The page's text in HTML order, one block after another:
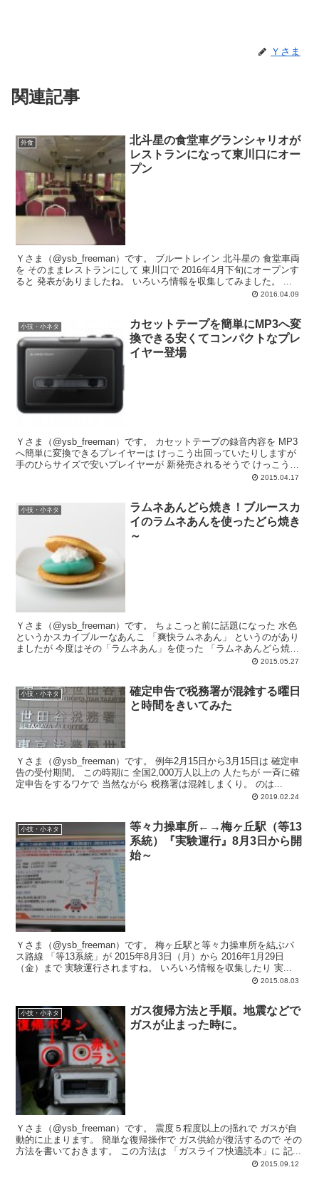
Ｙさま
関連記事
外食
北斗星の食堂車グランシャリオが
レストランになって東川口にオー
プン
Ｙさま（@ysb_freeman）です。 ブルートレイン 北斗星の 食堂車両
を そのままレストランにして 東川口で 2016年4月下旬にオープンす
ると 発表がありましたね。 いろいろ情報を収集してみました。 ...
2016.04.09
小技・小ネタ
カセットテープを簡単にMP3へ変
換できる安くてコンパクトなプレ
イヤー登場
Ｙさま（@ysb_freeman）です。 カセットテープの録音内容を MP3
へ簡単に変換できるプレイヤーは けっこう出回っていたりしますが
手のひらサイズで安いプレイヤーが 新発売されるそうで けっこう気
2015.04.17
小技・小ネタ
ラムネあんどら焼き！ブルースカ
イのラムネあんを使ったどら焼き
～
Ｙさま（@ysb_freeman）です。 ちょこっと前に話題になった 水色
というかスカイブルーなあんこ 「爽快ラムネあん」 というのがあり
ましたが 今度はその「ラムネあん」を使った 「ラムネあんどら焼
2015.05.27
小技・小ネタ
確定申告で税務署が混雑する曜日
と時間をきいてみた
Ｙさま（@ysb_freeman）です。 例年2月15日から3月15日は 確定申
告の受付期間。 この時期に 全国2,000万人以上の 人たちが 一斉に確
定申告をするワケで 当然ながら 税務署は混雑しまくり。 のは...
2019.02.24
小技・小ネタ
等々力操車所←→梅ヶ丘駅（等13
系統）『実験運行』8月3日から開
始～
Ｙさま（@ysb_freeman）です。 梅ヶ丘駅と等々力操車所を結ぶバ
ス路線 「等13系統」が 2015年8月3日（月）から 2016年1月29日
（金）まで 実験運行されますね。 いろいろ情報を収集したり 実...
2015.08.03
小技・小ネタ
ガス復帰方法と手順。地震などで
ガスが止まった時に。
Ｙさま（@ysb_freeman）です。 震度５程度以上の揺れで ガスが自
動的に止まります。 簡単な復帰操作で ガス供給が復活するので その
方法を書いておきます。 この方法は 「ガスライフ快適読本」に 記...
2015.09.12